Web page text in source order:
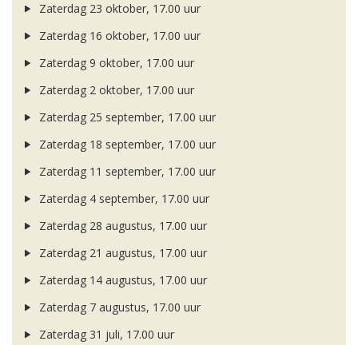
Zaterdag 23 oktober, 17.00 uur
Zaterdag 16 oktober, 17.00 uur
Zaterdag 9 oktober, 17.00 uur
Zaterdag 2 oktober, 17.00 uur
Zaterdag 25 september, 17.00 uur
Zaterdag 18 september, 17.00 uur
Zaterdag 11 september, 17.00 uur
Zaterdag 4 september, 17.00 uur
Zaterdag 28 augustus, 17.00 uur
Zaterdag 21 augustus, 17.00 uur
Zaterdag 14 augustus, 17.00 uur
Zaterdag 7 augustus, 17.00 uur
Zaterdag 31 juli, 17.00 uur